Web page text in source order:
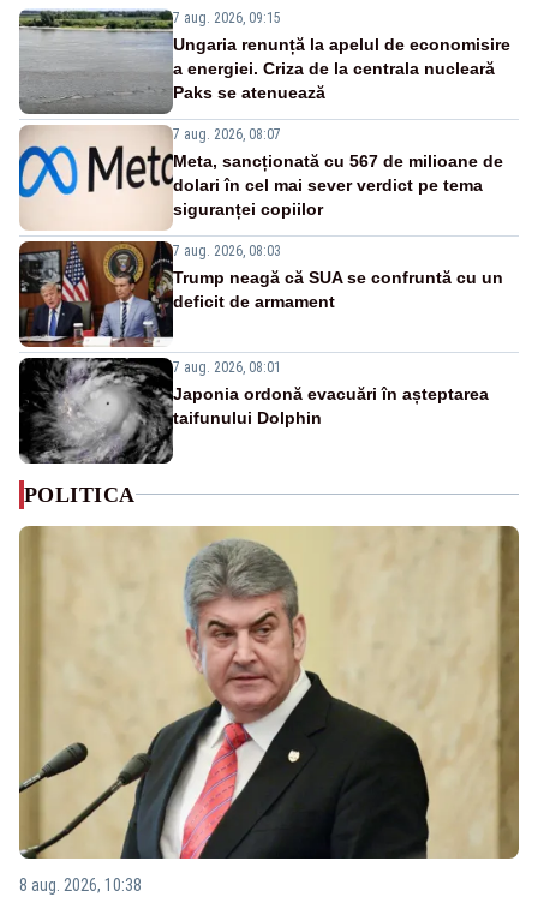
7 aug. 2026, 09:15
Ungaria renunță la apelul de economisire
a energiei. Criza de la centrala nucleară
Paks se atenuează
7 aug. 2026, 08:07
Meta, sancționată cu 567 de milioane de
dolari în cel mai sever verdict pe tema
siguranței copiilor
7 aug. 2026, 08:03
Trump neagă că SUA se confruntă cu un
deficit de armament
7 aug. 2026, 08:01
Japonia ordonă evacuări în așteptarea
taifunului Dolphin
POLITICA
8 aug. 2026, 10:38